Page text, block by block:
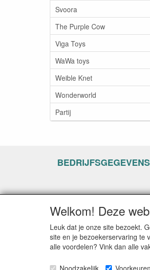
Svoora
The Purple Cow
Viga Toys
WaWa toys
Weible Knet
Wonderworld
Partij
BEDRIJFSGEGEVENS
Welkom! Deze
Leuk dat je onze site bezoekt.
site en je bezoekerservaring te
alle voordelen? Vink dan alle
Noodzakelijk Voorkeuren